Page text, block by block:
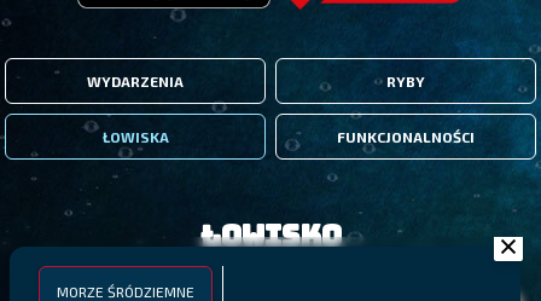
WYDARZENIA RYBY
ŁOWISKA FUNKCJONALNOŚCI
MORZE ŚRÓDZIEMNE
Łowisko